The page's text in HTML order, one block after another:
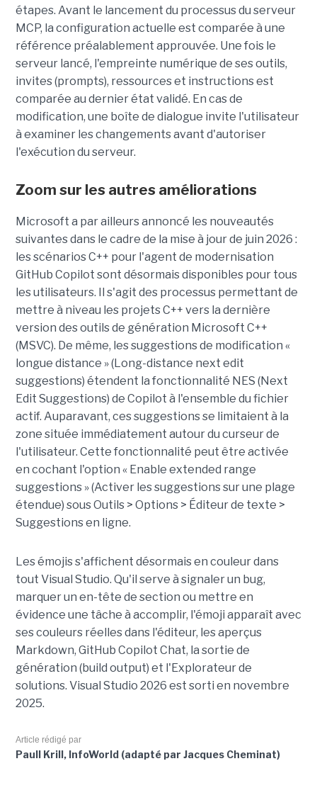
étapes. Avant le lancement du processus du serveur
MCP, la configuration actuelle est comparée à une
référence préalablement approuvée. Une fois le
serveur lancé, l'empreinte numérique de ses outils,
invites (prompts), ressources et instructions est
comparée au dernier état validé. En cas de
modification, une boîte de dialogue invite l'utilisateur
à examiner les changements avant d'autoriser
l'exécution du serveur.
Zoom sur les autres améliorations
Microsoft a par ailleurs annoncé les nouveautés
suivantes dans le cadre de la mise à jour de juin 2026 :
les scénarios C++ pour l'agent de modernisation
GitHub Copilot sont désormais disponibles pour tous
les utilisateurs. Il s'agit des processus permettant de
mettre à niveau les projets C++ vers la dernière
version des outils de génération Microsoft C++
(MSVC). De même, les suggestions de modification «
longue distance » (Long-distance next edit
suggestions) étendent la fonctionnalité NES (Next
Edit Suggestions) de Copilot à l'ensemble du fichier
actif. Auparavant, ces suggestions se limitaient à la
zone située immédiatement autour du curseur de
l'utilisateur. Cette fonctionnalité peut être activée
en cochant l'option « Enable extended range
suggestions » (Activer les suggestions sur une plage
étendue) sous Outils > Options > Éditeur de texte >
Suggestions en ligne.
Les émojis s'affichent désormais en couleur dans
tout Visual Studio. Qu'il serve à signaler un bug,
marquer un en-tête de section ou mettre en
évidence une tâche à accomplir, l'émoji apparaît avec
ses couleurs réelles dans l'éditeur, les aperçus
Markdown, GitHub Copilot Chat, la sortie de
génération (build output) et l'Explorateur de
solutions. Visual Studio 2026 est sorti en novembre
2025.
Article rédigé par
Paull Krill, InfoWorld (adapté par Jacques Cheminat)